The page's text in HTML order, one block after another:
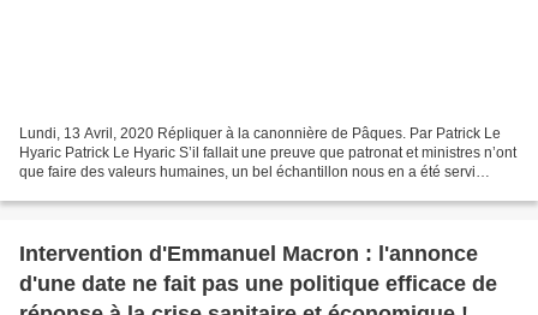
Lundi, 13 Avril, 2020 Répliquer à la canonnière de Pâques. Par Patrick Le
Hyaric Patrick Le Hyaric S’il fallait une preuve que patronat et ministres n’ont
que faire des valeurs humaines, un bel échantillon nous en a été servi
Intervention d'Emmanuel Macron : l'annonce
d'une date ne fait pas une politique efficace de